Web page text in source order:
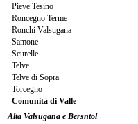
Pieve Tesino
Roncegno Terme
Ronchi Valsugana
Samone
Scurelle
Telve
Telve di Sopra
Torcegno
Comunità di Valle
Alta Valsugana e Bersntol